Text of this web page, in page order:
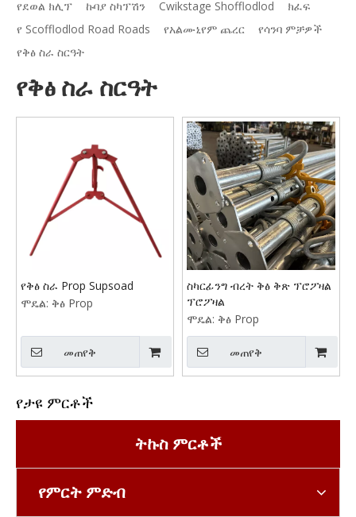
የደወል ክሊፕ
ኩባያ ስካፕሽን Cwikstage Shofflodlod
ክፈፍ
የ Scofflodlod Road Roads
የአልሙኒየም ጨረር
የሳንባ ምቻዎች
የቅፅ ስራ ስርዓት
የቅፅ ስራ ስርዓት
የቅፅ ስራ Prop Supsoad
ሞዴል: ቅፅ Prop
መጠየቅ
ስካርፊንግ ብረት ቅፅ ቅጽ ፕሮፖዛል
ፕሮፖዛል
ሞዴል: ቅፅ Prop
መጠየቅ
የታዩ ምርቶች
ትኩስ ምርቶች
የምርት ምድብ